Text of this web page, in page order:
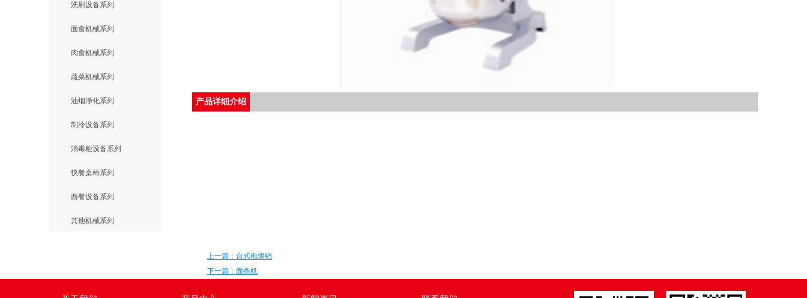
洗刷设备系列
面食机械系列
肉食机械系列
蔬菜机械系列
油烟净化系列
制冷设备系列
消毒柜设备系列
快餐桌椅系列
西餐设备系列
其他机械系列
产品详细介绍
上一篇：台式电饼铛
下一篇：面条机